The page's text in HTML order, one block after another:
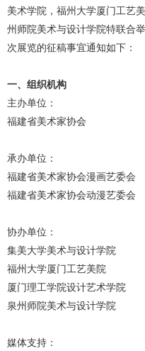
美术学院，福州大学厦门工艺
州师院美术与设计学院特联合
次展览的征稿事宜通知如下：
一、组织机构
主办单位：
福建省美术家协会
承办单位：
福建省美术家协会漫画艺委会
福建省美术家协会动漫艺委会
协办单位：
集美大学美术与设计学院
福州大学厦门工艺美院
厦门理工学院设计艺术学院
泉州师院美术与设计学院
媒体支持：